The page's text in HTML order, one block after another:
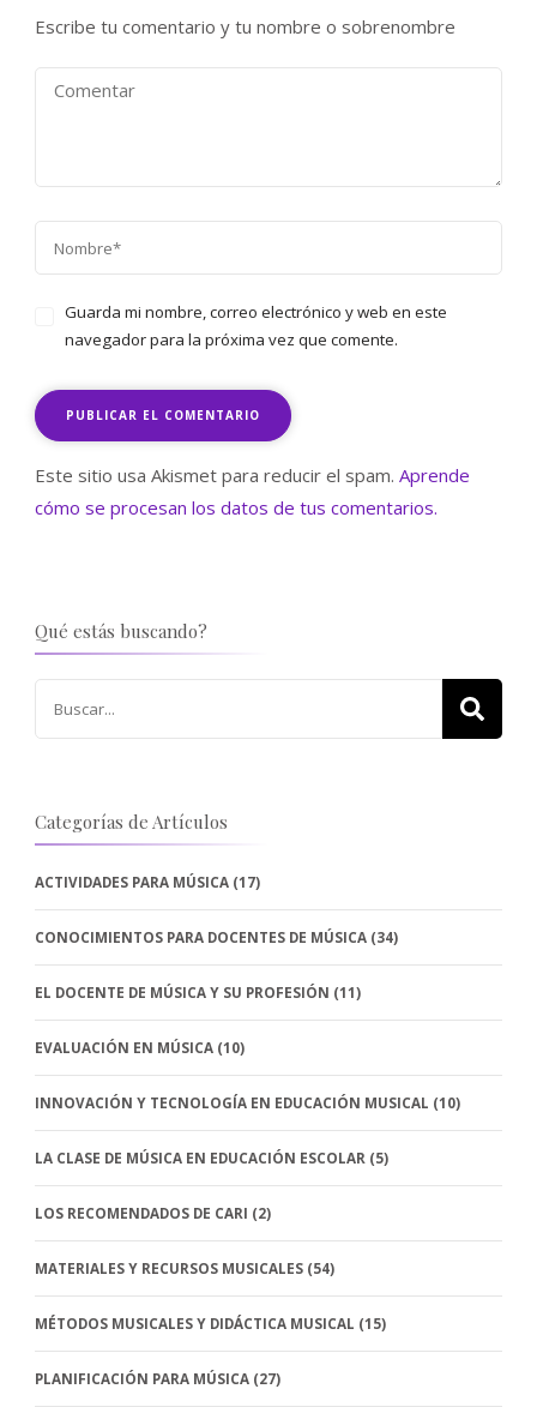
Escribe tu comentario y tu nombre o sobrenombre
Guarda mi nombre, correo electrónico y web en este
navegador para la próxima vez que comente.
Este sitio usa Akismet para reducir el spam. Aprende
cómo se procesan los datos de tus comentarios.
Qué estás buscando?
Categorías de Artículos
ACTIVIDADES PARA MÚSICA (17)
CONOCIMIENTOS PARA DOCENTES DE MÚSICA (34)
EL DOCENTE DE MÚSICA Y SU PROFESIÓN (11)
EVALUACIÓN EN MÚSICA (10)
INNOVACIÓN Y TECNOLOGÍA EN EDUCACIÓN MUSICAL (10)
LA CLASE DE MÚSICA EN EDUCACIÓN ESCOLAR (5)
LOS RECOMENDADOS DE CARI (2)
MATERIALES Y RECURSOS MUSICALES (54)
MÉTODOS MUSICALES Y DIDÁCTICA MUSICAL (15)
PLANIFICACIÓN PARA MÚSICA (27)